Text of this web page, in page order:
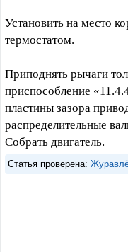
Установить на место
термостатом.
Приподнять рычаги
приспособление
пластины зазора
распределительные
Собрать двигатель.
Статья проверена: